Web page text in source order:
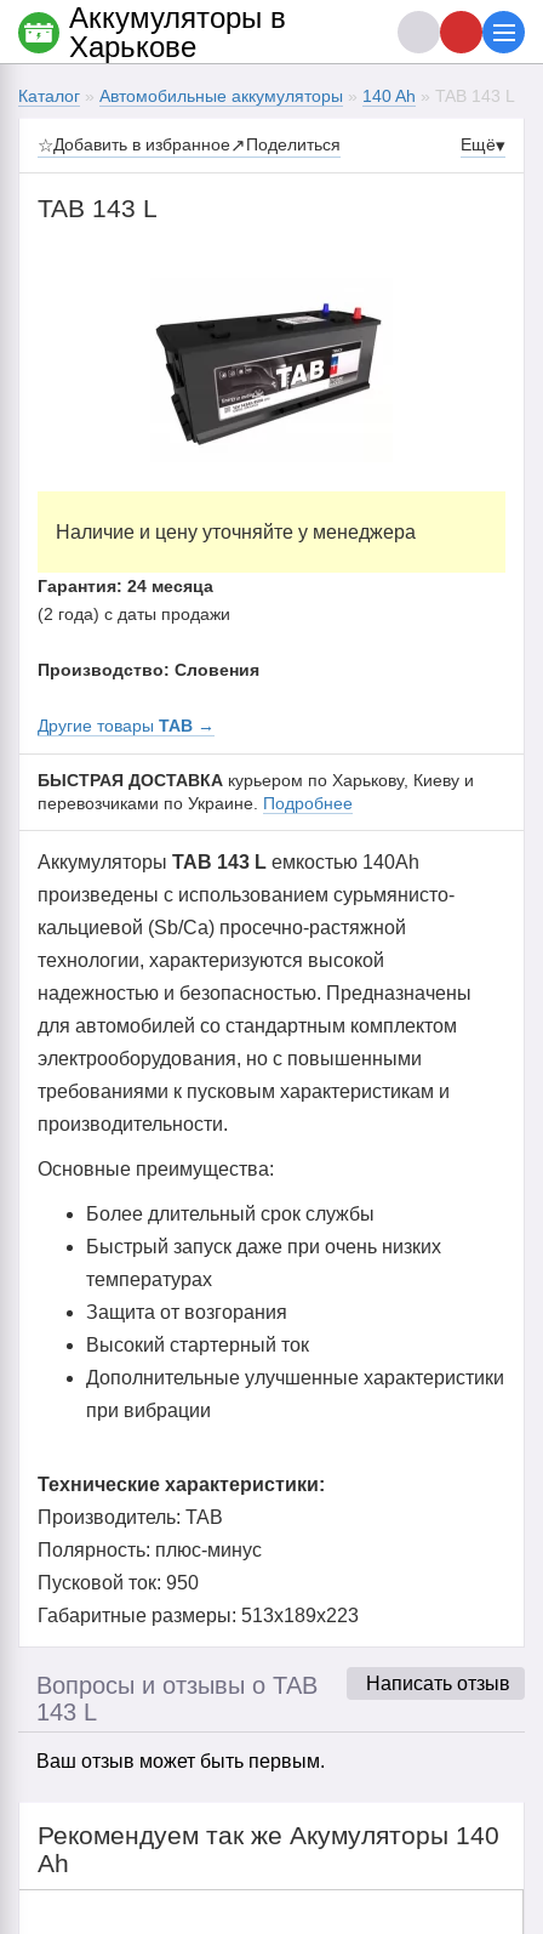
Каталог » Автомобильные аккумуляторы » 140 Ah » TAB 143 L
☆Добавить в избранное↗Поделиться Ещё▾
TAB 143 L
Наличие и цену уточняйте у менеджера
Гарантия: 24 месяца
(2 года) с даты продажи
Производство: Словения
Другие товары TAB →
БЫСТРАЯ ДОСТАВКА курьером по Харькову, Киеву и
перевозчиками по Украине. Подробнее
Аккумуляторы TAB 143 L емкостью 140Ah
произведены с использованием сурьмянисто-
кальциевой (Sb/Ca) просечно-растяжной
технологии, характеризуются высокой
надежностью и безопасностью. Предназначены
для автомобилей со стандартным комплектом
электрооборудования, но с повышенными
требованиями к пусковым характеристикам и
производительности.
Основные преимущества:
Более длительный срок службы
Быстрый запуск даже при очень низких
температурах
Защита от возгорания
Высокий стартерный ток
Дополнительные улучшенные характеристики
при вибрации
Технические характеристики:
Производитель: TAB
Полярность: плюс-минус
Пусковой ток: 950
Габаритные размеры: 513x189x223
Написать отзыв
Вопросы и отзывы о TAB
143 L
Ваш отзыв может быть первым.
Рекомендуем так же Акумуляторы 140
Ah
Аккумуляторы в
Харькове